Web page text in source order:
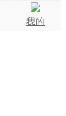
我的